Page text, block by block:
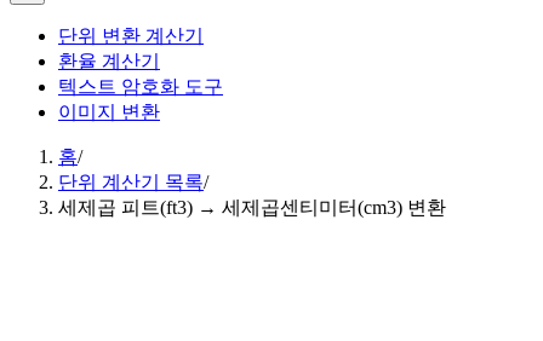
단위 변환 계산기
환율 계산기
텍스트 암호화 도구
이미지 변환
홈/
단위 계산기 목록/
세제곱 피트(ft3) → 세제곱센티미터(cm3) 변환